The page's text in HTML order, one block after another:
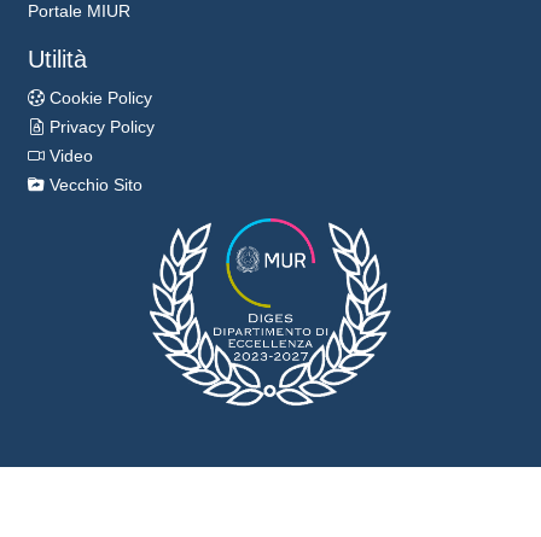
Portale MIUR
Utilità
Cookie Policy
Privacy Policy
Video
Vecchio Sito